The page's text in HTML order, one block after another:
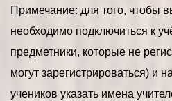
Примечание: для того, чтобы
необходимо подключиться к
предметники, которые не
могут зарегистрироваться) и
учеников указать имена